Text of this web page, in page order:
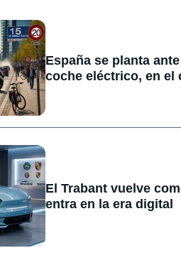
España se planta
coche eléctrico, en el
El Trabant vuelve
entra en la era digital